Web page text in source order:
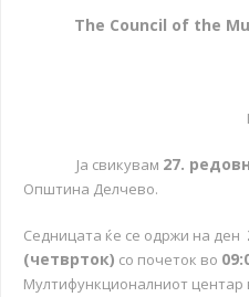
The Council of the
I
Ја свикувам 27.
Општина Делчево.
Седницата ќе се одржи на ден
(четврток) со почеток во
Мултифункционалниот